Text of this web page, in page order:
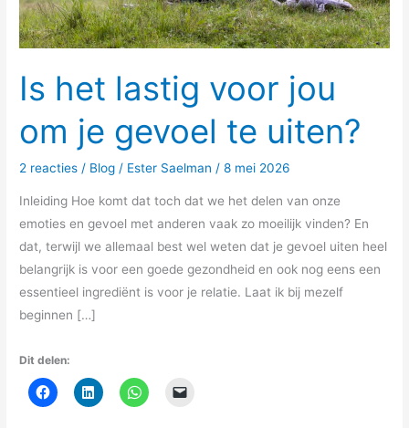
Is het lastig voor jou
om je gevoel te uiten?
2 reacties / Blog / Ester Saelman/8 mei 2026
Inleiding Hoe komt dat toch dat we het delen van onze
emoties en gevoel met anderen vaak zo moeilijk vinden? En
dat, terwijl we allemaal best wel weten dat je gevoel uiten heel
belangrijk is voor een goede gezondheid en ook nog eens een
essentieel ingrediënt is voor je relatie. Laat ik bij mezelf
beginnen […]
Dit delen:
uiten?